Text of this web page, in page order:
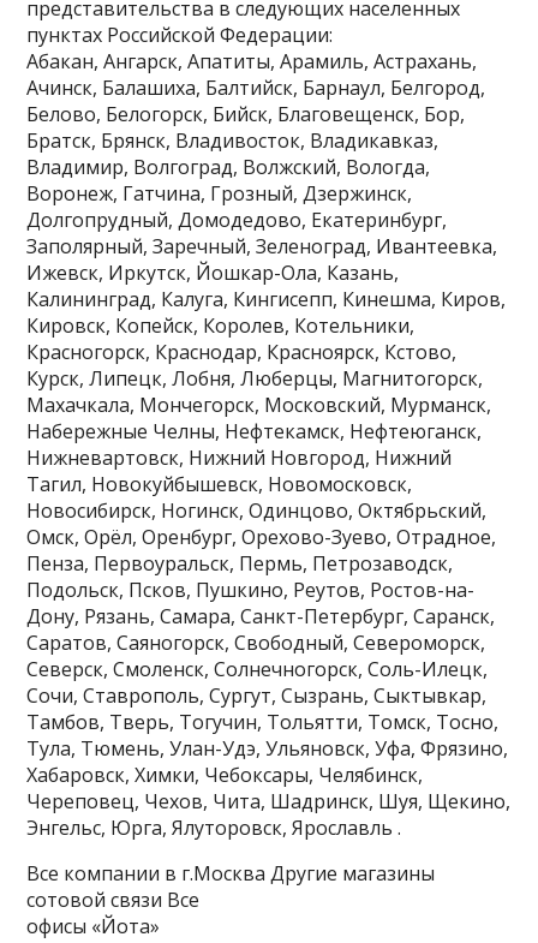
представительства в следующих населенных
пунктах Российской Федерации:
Абакан, Ангарск, Апатиты, Арамиль, Астрахань,
Ачинск, Балашиха, Балтийск, Барнаул, Белгород,
Белово, Белогорск, Бийск, Благовещенск, Бор,
Братск, Брянск, Владивосток, Владикавказ,
Владимир, Волгоград, Волжский, Вологда,
Воронеж, Гатчина, Грозный, Дзержинск,
Долгопрудный, Домодедово, Екатеринбург,
Заполярный, Заречный, Зеленоград, Ивантеевка,
Ижевск, Иркутск, Йошкар-Ола, Казань,
Калининград, Калуга, Кингисепп, Кинешма, Киров,
Кировск, Копейск, Королев, Котельники,
Красногорск, Краснодар, Красноярск, Кстово,
Курск, Липецк, Лобня, Люберцы, Магнитогорск,
Махачкала, Мончегорск, Московский, Мурманск,
Набережные Челны, Нефтекамск, Нефтеюганск,
Нижневартовск, Нижний Новгород, Нижний
Тагил, Новокуйбышевск, Новомосковск,
Новосибирск, Ногинск, Одинцово, Октябрьский,
Омск, Орёл, Оренбург, Орехово-Зуево, Отрадное,
Пенза, Первоуральск, Пермь, Петрозаводск,
Подольск, Псков, Пушкино, Реутов, Ростов-на-
Дону, Рязань, Самара, Санкт-Петербург, Саранск,
Саратов, Саяногорск, Свободный, Североморск,
Северск, Смоленск, Солнечногорск, Соль-Илецк,
Сочи, Ставрополь, Сургут, Сызрань, Сыктывкар,
Тамбов, Тверь, Тогучин, Тольятти, Томск, Тосно,
Тула, Тюмень, Улан-Удэ, Ульяновск, Уфа, Фрязино,
Хабаровск, Химки, Чебоксары, Челябинск,
Череповец, Чехов, Чита, Шадринск, Шуя, Щекино,
Энгельс, Юрга, Ялуторовск, Ярославль .
Все компании в г.Москва Другие магазины
сотовой связи Все
офисы «Йота»